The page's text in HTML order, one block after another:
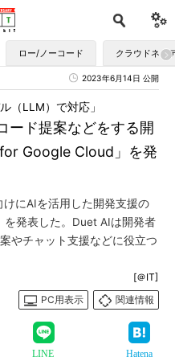
ロー/ノーコード クラウドネイ
2023年6月14日 公開
ード提案などをする開
Google Cloud」を発
（LLM）で対応」
にAIを活用した開発支援の
発表した。Duet AIは開発者
やチャット支援などに役立つ
[＠IT]
PC用表示
関連情報
LINE Hatena